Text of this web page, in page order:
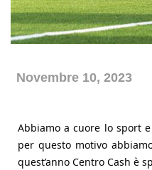
Novembre 10, 2023
Abbiamo a cuore lo sport
per questo motivo
quest’anno Centro Cash è